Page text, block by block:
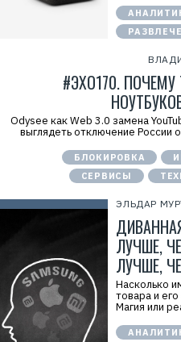
#ЭХО170.
Odysee как Web 3.0 замена
выглядеть отключение России
БЛОКИРОВКА
СЕРВИСЫ
ЭЛЬДАР
ЛУЧШЕ,
ЛУЧШЕ,
Насколько
товара и
Магия или